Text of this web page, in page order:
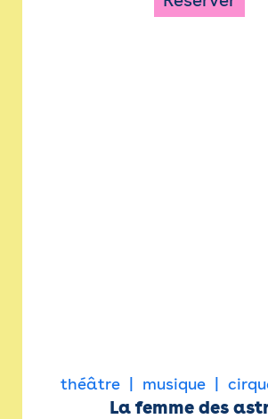
théâtre musique
La femme des